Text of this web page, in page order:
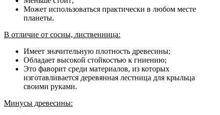
Может использоваться практически в любом месте
планеты.
В отличие от сосны, лиственница:
Имеет значительную плотность древесины;
Обладает высокой стойкостью к гниению;
Это фаворит среди материалов, из которых
изготавливается деревянная лестница для крыльца
своими руками.
Минусы древесины: